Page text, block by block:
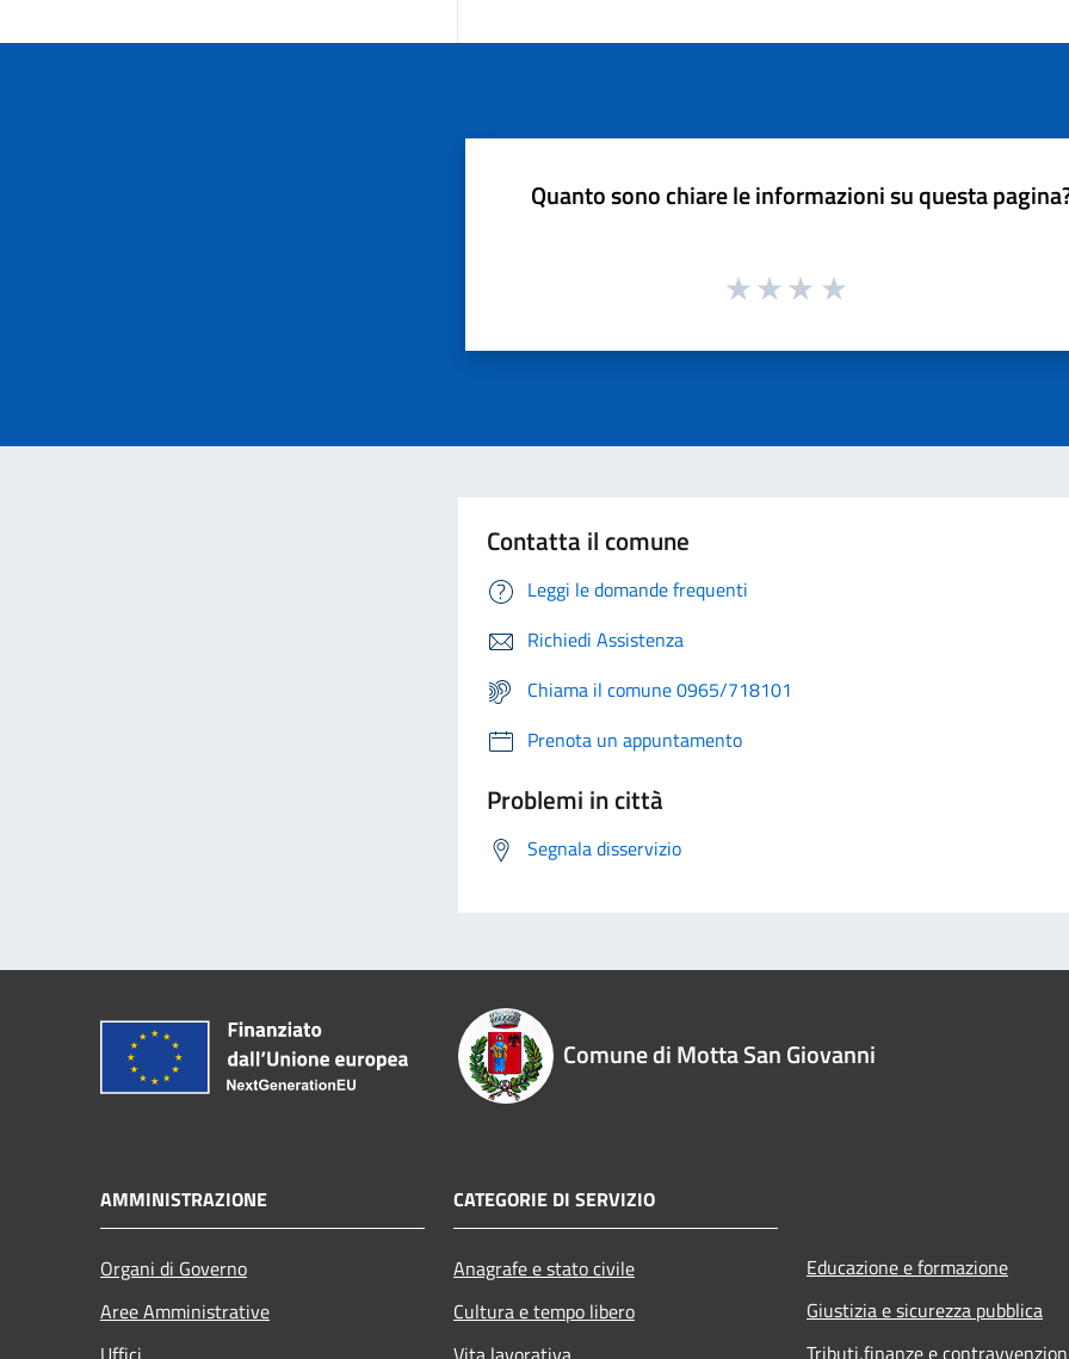
Quanto sono chiare le informazioni su questa
Contatta il comune
Leggi le domande frequenti
Richiedi Assistenza
Chiama il comune 0965/718101
Prenota un appuntamento
Problemi in città
Segnala disservizio
Comune di Motta San Giovanni
AMMINISTRAZIONE
Organi di Governo
Aree Amministrative
CATEGORIE DI SERVIZIO
Anagrafe e stato civile
Cultura e tempo libero
Educazione e formazione
Giustizia e sicurezza pubblica
Tributi,finanze e